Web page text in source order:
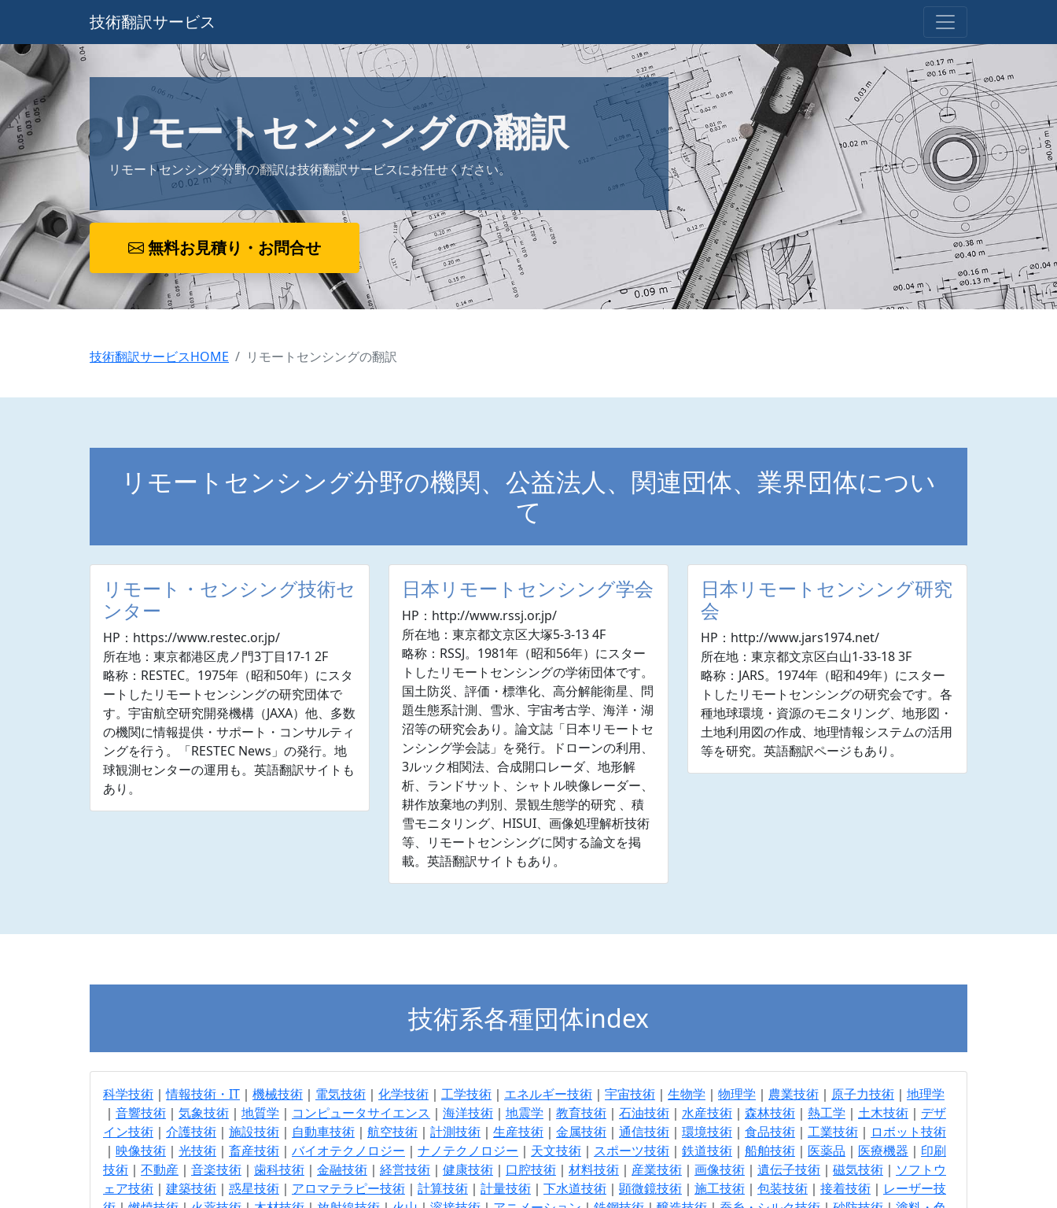
技術翻訳サービス
リモートセンシングの翻訳
リモートセンシング分野の翻訳は技術翻訳サービスにお任せください。
無料お見積り・お問合せ
技術翻訳サービスHOME リモートセンシングの翻訳
リモートセンシング分野の機関、公益法人、関連団体、業界団体につい
て
リモート・センシング技術セ
ンター
HP：https://www.restec.or.jp/
所在地：東京都港区虎ノ門3丁目17-1 2F
略称：RESTEC。1975年（昭和50年）にスタ
ートしたリモートセンシングの研究団体で
す。宇宙航空研究開発機構（JAXA）他、多数
の機関に情報提供・サポート・コンサルティ
ングを行う。「RESTEC News」の発行。地
球観測センターの運用も。英語翻訳サイトも
あり。
日本リモートセンシング学会
HP：http://www.rssj.or.jp/
所在地：東京都文京区大塚5-3-13 4F
略称：RSSJ。1981年（昭和56年）にスター
トしたリモートセンシングの学術団体です。
国土防災、評価・標準化、高分解能衛星、問
題生態系計測、雪氷、宇宙考古学、海洋・湖
沼等の研究会あり。論文誌「日本リモートセ
ンシング学会誌」を発行。ドローンの利用、
3ルック相関法、合成開口レーダ、地形解
析、ランドサット、シャトル映像レーダー、
耕作放棄地の判別、景観生態学的研究 、積
雪モニタリング、HISUI、画像処理解析技術
等、リモートセンシングに関する論文を掲
載。英語翻訳サイトもあり。
日本リモートセンシング研究
会
HP：http://www.jars1974.net/
所在地：東京都文京区白山1-33-18 3F
略称：JARS。1974年（昭和49年）にスター
トしたリモートセンシングの研究会です。各
種地球環境・資源のモニタリング、地形図・
土地利用図の作成、地理情報システムの活用
等を研究。英語翻訳ページもあり。
技術系各種団体index
科学技術 ｜情報技術・IT ｜ 機械技術 ｜ 電気技術 ｜ 化学技術 ｜ 工学技術 ｜ エネルギー技術 ｜ 宇宙技術 ｜ 生物学 ｜ 物理学 ｜ 農業技術 ｜ 原子力技術 ｜ 地理学
｜ 音響技術 ｜ 気象技術 ｜ 地質学 ｜ コンピュータサイエンス ｜ 海洋技術 ｜ 地震学 ｜ 教育技術 ｜ 石油技術 ｜ 水産技術 ｜ 森林技術 ｜ 熱工学 ｜ 土木技術 ｜ デザ
イン技術 ｜ 介護技術 ｜ 施設技術 ｜ 自動車技術 ｜ 航空技術 ｜ 計測技術 ｜ 生産技術 ｜ 金属技術 ｜ 通信技術 ｜ 環境技術 ｜ 食品技術 ｜ 工業技術 ｜ ロボット技術
｜ 映像技術 ｜ 光技術 ｜ 畜産技術 ｜ バイオテクノロジー ｜ ナノテクノロジー ｜ 天文技術 ｜ スポーツ技術 ｜ 鉄道技術 ｜ 船舶技術 ｜ 医薬品 ｜ 医療機器 ｜ 印刷
技術 ｜ 不動産 ｜ 音楽技術 ｜ 歯科技術 ｜ 金融技術 ｜ 経営技術 ｜ 健康技術 ｜ 口腔技術 ｜ 材料技術 ｜ 産業技術 ｜ 画像技術 ｜ 遺伝子技術 ｜ 磁気技術 ｜ ソフトウ
ェア技術 ｜ 建築技術 ｜ 惑星技術 ｜ アロマテラピー技術 ｜ 計算技術 ｜ 計量技術 ｜ 下水道技術 ｜ 顕微鏡技術 ｜ 施工技術 ｜ 包装技術 ｜ 接着技術 ｜ レーザー技